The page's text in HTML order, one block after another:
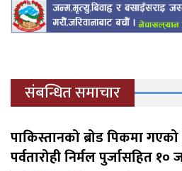
संबन्धित समाचार
पाकिस्तानको ब्रोड पिकमा
पर्वतारोही निर्मल पुर्जासहित १०